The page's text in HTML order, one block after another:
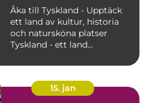
Åka till Tyskland - Upptäck
ett land av kultur, historia
och natursköna platser
Tyskland - ett land...
15. jan